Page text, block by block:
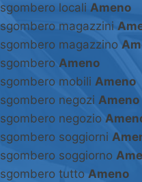
sgombero locali Ameno
sgombero magazzini
sgombero magazzino
sgombero Ameno
sgombero mobili Ameno
sgombero negozi Ameno
sgombero negozio
sgombero soggiorni
sgombero soggiorno
sgombero tutto Ameno